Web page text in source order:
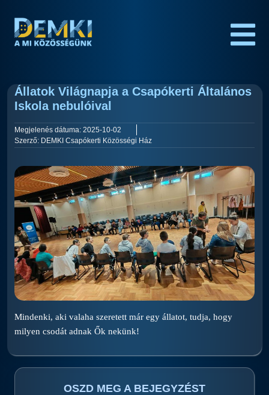
Állatok Világnapja a Csapókerti Általános
Iskola nebulóival
Megjelenés dátuma: 2025-10-02
Szerző: DEMKI Csapókerti Közösségi Ház
Mindenki, aki valaha szeretett már egy állatot, tudja, hogy
milyen csodát adnak Ők nekünk!
OSZD MEG A BEJEGYZÉST